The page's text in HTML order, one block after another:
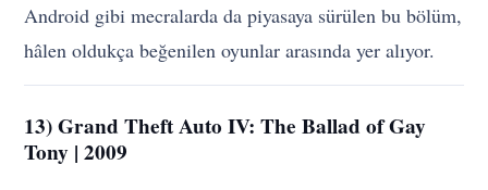
Android gibi mecralarda da piyasaya sürülen bu bölüm,
hâlen oldukça beğenilen oyunlar arasında yer alıyor.
13) Grand Theft Auto IV: The Ballad of Gay
Tony | 2009